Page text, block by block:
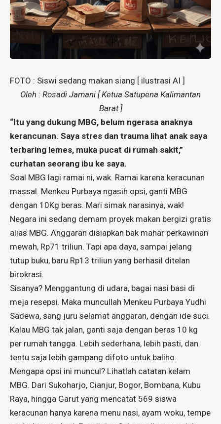
FOTO : Siswi sedang makan siang [ ilustrasi AI ]
Oleh : Rosadi Jamani [ Ketua Satupena Kalimantan
Barat ]
“Itu yang dukung MBG, belum ngerasa anaknya
kerancunan. Saya stres dan trauma lihat anak saya
terbaring lemes, muka pucat di rumah sakit,”
curhatan seorang ibu ke saya.
Soal MBG lagi ramai ni, wak. Ramai karena keracunan
massal. Menkeu Purbaya ngasih opsi, ganti MBG
dengan 10Kg beras. Mari simak narasinya, wak!
Negara ini sedang demam proyek makan bergizi gratis
alias MBG. Anggaran disiapkan bak mahar perkawinan
mewah, Rp71 triliun. Tapi apa daya, sampai jelang
tutup buku, baru Rp13 triliun yang berhasil ditelan
birokrasi.
Sisanya? Menggantung di udara, bagai nasi basi di
meja resepsi. Maka muncullah Menkeu Purbaya Yudhi
Sadewa, sang juru selamat anggaran, dengan ide suci.
Kalau MBG tak jalan, ganti saja dengan beras 10 kg
per rumah tangga. Lebih sederhana, lebih pasti, dan
tentu saja lebih gampang difoto untuk baliho.
Mengapa opsi ini muncul? Lihatlah catatan kelam
MBG. Dari Sukoharjo, Cianjur, Bogor, Bombana, Kubu
Raya, hingga Garut yang mencatat 569 siswa
keracunan hanya karena menu nasi, ayam woku, tempe